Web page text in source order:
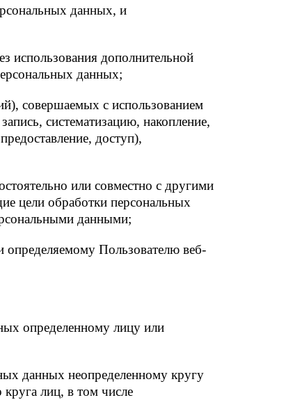
данных, и
использования дополнительной
данных;
совершаемых с использованием
систематизацию, накопление,
доступ),
или совместно с другими
цели обработки персональных
данными;
Пользователю веб-
определенному лицу или
данных неопределенному кругу
лиц, в том числе